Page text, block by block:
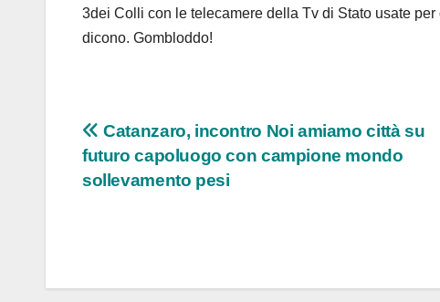
3dei Colli con le telecamere della Tv di Stato usate
dicono. Gombloddo!
Navigazione
articoli
Catanzaro, incontro Noi amiamo città su
futuro capoluogo con campione mondo
sollevamento pesi